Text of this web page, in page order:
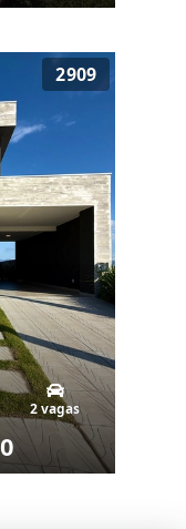
2909
2 vagas